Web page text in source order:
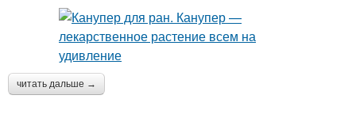
читать дальше →